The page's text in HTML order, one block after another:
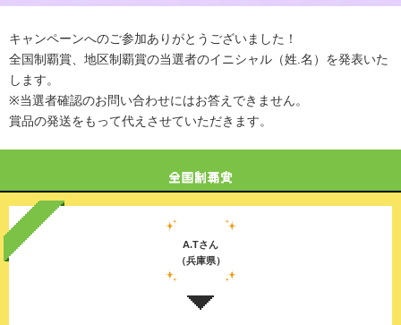
キャンペーンへのご参加ありがとうございました！
全国制覇賞、地区制覇賞の当選者のイニシャル（姓.名）を発表いた
します。
※当選者確認のお問い合わせにはお答えできません。
賞品の発送をもって代えさせていただきます。
A.Tさん
（兵庫県）